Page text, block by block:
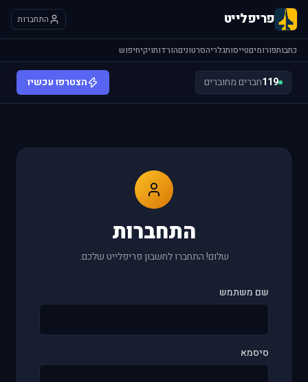
פריפלייט התחברות
כתבותפורומיםטייסותגלריהסרטוניםהורדותויקיחיפוש
119חברים מחוברים הצטרפו עכשיו
התחברות
שלום! התחברו לחשבון פריפלייט שלכם.
שם משתמש
סיסמא